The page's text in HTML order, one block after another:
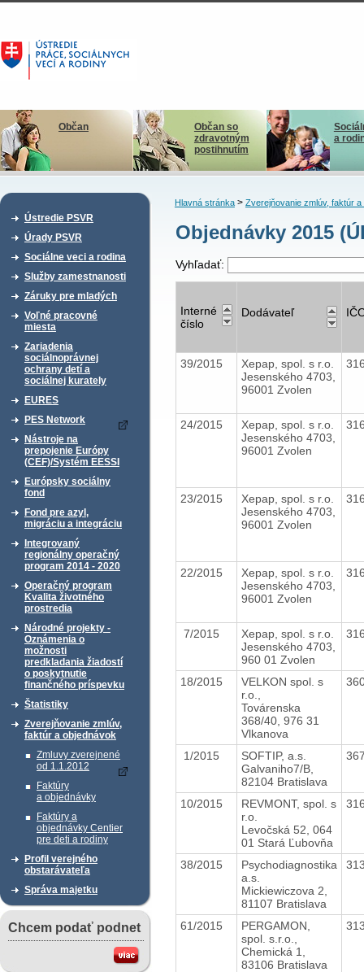
Občan
Občan so
zdravotným
postihnutím
a
Ústredie PSVR
Úrady PSVR
Sociálne veci a rodina
Služby zamestnanosti
Záruky pre mladých
Voľné pracovné
miesta
Zariadenia
sociálnoprávnej
ochrany detí a
sociálnej kurately
EURES
PES Network
Nástroje na
prepojenie Európy
(CEF)/Systém EESSI
Európsky sociálny
fond
Fond pre azyl,
migráciu a integráciu
Integrovaný
regionálny operačný
program 2014 - 2020
Operačný program
Kvalita životného
prostredia
Národné projekty -
Oznámenia o
možnosti
predkladania žiadostí
o poskytnutie
finančného príspevku
Štatistiky
Zverejňovanie zmlúv,
faktúr a objednávok
Zmluvy zverejnené
od 1.1.2012
Faktúry
a objednávky
Faktúry a
objednávky Centier
pre deti a rodiny
Profil verejného
obstarávateľa
Správa majetku
Chcem podať podnet
Hlavná stránka> Zverejňovanie zmlúv, faktúr a
Objednávky 2015
Vyhľadať:
Interné
číslo
Dodávateľ
39/2015
Xepap, spol. s r.o.
Jesenského 4703,
96001 Zvolen
24/2015
Xepap, spol. s r.o.
Jesenského 4703,
96001 Zvolen
23/2015
Xepap, spol. s r.o.
Jesenského 4703,
96001 Zvolen
22/2015
Xepap, spol. s r.o.
Jesenského 4703,
96001 Zvolen
7/2015
Xepap, spol. s r.o.
Jesenského 4703,
960 01 Zvolen
18/2015
VELKON spol. s
r.o.,
Továrenska
368/40, 976 31
Vlkanova
1/2015
SOFTIP, a.s.
Galvaniho7/B,
82104 Bratislava
10/2015
REVMONT, spol. s
r.o.
Levočská 52, 064
01 Stará Ľubovňa
38/2015
Psychodiagnostika
a.s.
Mickiewiczova 2,
81107 Bratislava
61/2015
PERGAMON,
spol. s.r.o.,
Chemická 1,
83106 Bratislava